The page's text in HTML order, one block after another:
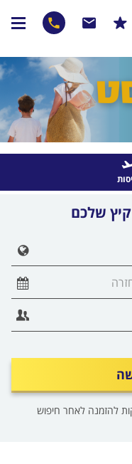
שלכם
להזמנה לאחר חיפוש